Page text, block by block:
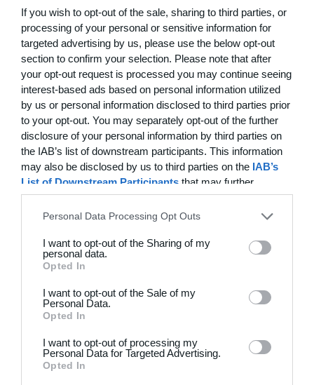
If you wish to opt-out of the sale, sharing to third parties, or
processing of your personal or sensitive information for
targeted advertising by us, please use the below opt-out
section to confirm your selection. Please note that after
your opt-out request is processed you may continue seeing
interest-based ads based on personal information utilized
by us or personal information disclosed to third parties prior
to your opt-out. You may separately opt-out of the further
disclosure of your personal information by third parties on
the IAB’s list of downstream participants. This information
may also be disclosed by us to third parties on the IAB’s
List of Downstream Participants that may further
disclose it to other third parties.
Personal Data Processing Opt Outs
I want to opt-out of the Sharing of my
personal data.
Opted In
I want to opt-out of the Sale of my
Personal Data.
Opted In
I want to opt-out of processing my
Personal Data for Targeted Advertising.
Opted In
17. juli
Frederiksberg Floorball Fighters 1 0 De andre
3. juli
Helsingør If Senior 10 0 Test
28. juni
U15 piger 0 0 Næstved
25. juni
B1909 0 1 ABB Veteran
Dame Senior